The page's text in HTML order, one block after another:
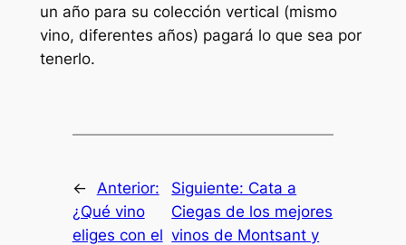
un año para su colección vertical (mismo
vino, diferentes años) pagará lo que sea por
tenerlo.
←
Anterior:
¿Qué vino
eliges con el
Siguiente: Cata a
Ciegas de los mejores
vinos de Montsant y